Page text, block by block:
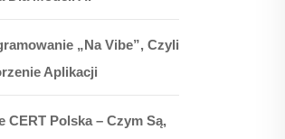
„na Vibe”, Czyli
Aplikacji
CERT Polska – Czym Są,